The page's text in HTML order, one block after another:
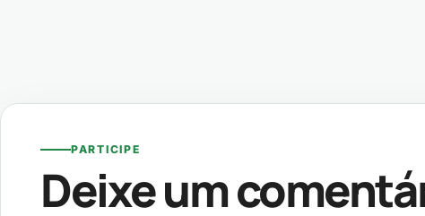
PARTICIPE
Deixe um